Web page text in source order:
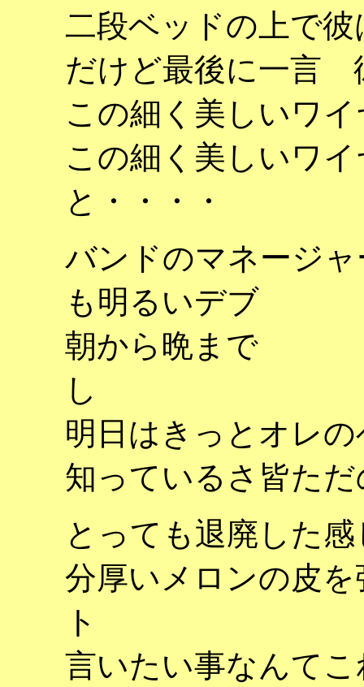
二段ベッドの上で
だけど最後に一言
この細く美しいワ
この細く美しいワ
と・・・・
バンドのマネージ
も明るいデブ
朝から晩まで
し
明日はきっとオレ
知っているさ皆た
とっても退廃した
分厚いメロンの皮
ト
言いたい事なんて